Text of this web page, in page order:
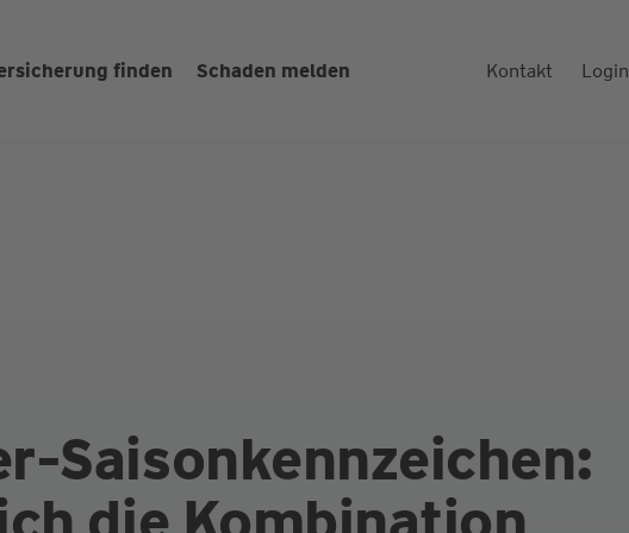
finden Schaden melden Kontakt Login
Saisonkenn­zeichen: